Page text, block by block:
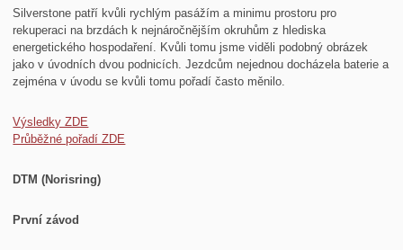
Silverstone patří kvůli rychlým pasážím a minimu prostoru pro
rekuperaci na brzdách k nejnáročnějším okruhům z hlediska
energetického hospodaření. Kvůli tomu jsme viděli podobný obrázek
jako v úvodních dvou podnicích. Jezdcům nejednou docházela baterie a
zejména v úvodu se kvůli tomu pořadí často měnilo.
Výsledky ZDE
Průběžné pořadí ZDE
DTM (Norisring)
První závod